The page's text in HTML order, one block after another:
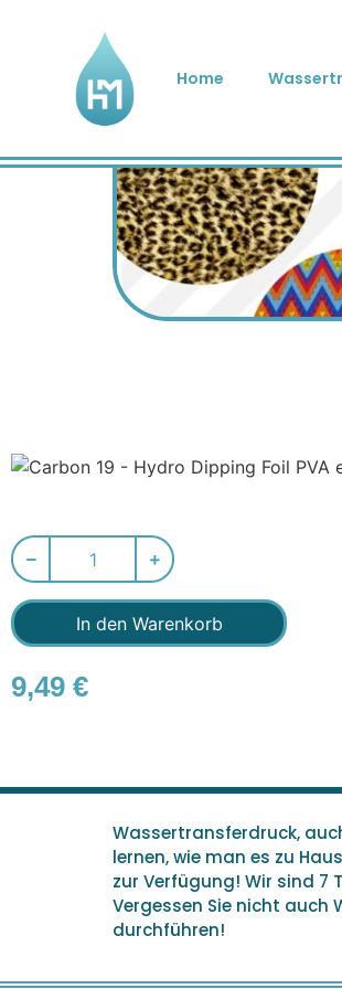
Home
In den Warenkorb
9,49 €
Wassertransferdruck,
lernen, wie man es zu
zur Verfügung! Wir sind 7
Vergessen Sie nicht auch
durchführen!